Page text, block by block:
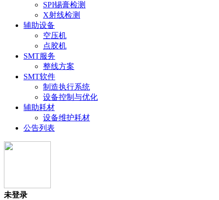
SPI锡膏检测
X射线检测
辅助设备
空压机
点胶机
SMT服务
整线方案
SMT软件
制造执行系统
设备控制与优化
辅助耗材
设备维护耗材
公告列表
未登录